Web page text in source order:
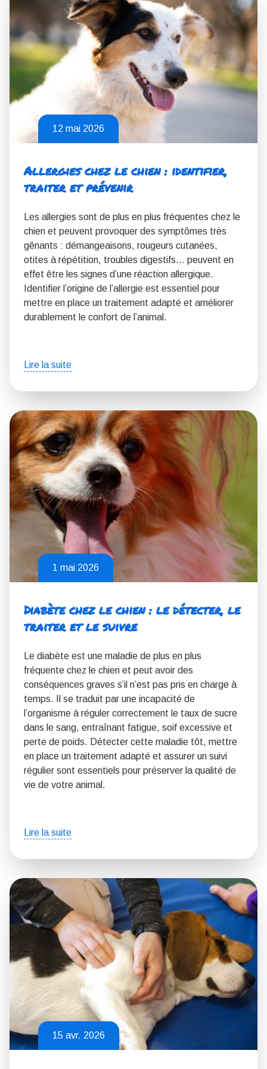
12 mai 2026
Allergies chez le chien : identifier,
traiter et prévenir
Les allergies sont de plus en plus fréquentes chez le
chien et peuvent provoquer des symptômes très
gênants : démangeaisons, rougeurs cutanées,
otites à répétition, troubles digestifs… peuvent en
effet être les signes d’une réaction allergique.
Identifier l’origine de l’allergie est essentiel pour
mettre en place un traitement adapté et améliorer
durablement le confort de l’animal.
Lire la suite
1 mai 2026
Diabète chez le chien : le détecter, le
traiter et le suivre
Le diabète est une maladie de plus en plus
fréquente chez le chien et peut avoir des
conséquences graves s’il n’est pas pris en charge à
temps. Il se traduit par une incapacité de
l’organisme à réguler correctement le taux de sucre
dans le sang, entraînant fatigue, soif excessive et
perte de poids. Détecter cette maladie tôt, mettre
en place un traitement adapté et assurer un suivi
régulier sont essentiels pour préserver la qualité de
vie de votre animal.
Lire la suite
15 avr. 2026